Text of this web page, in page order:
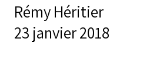
Rémy Héritier
23 janvier 2018